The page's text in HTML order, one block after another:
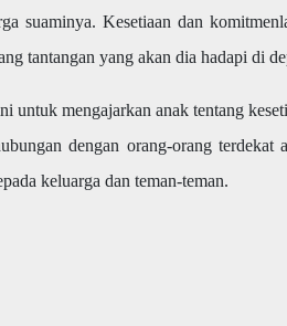
suaminya. Kesetiaan dan
tantangan yang akan dia hadapi di
untuk mengajarkan anak tentang
dengan orang-orang terdekat
keluarga dan teman-teman.